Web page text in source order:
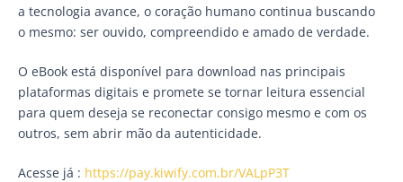
a tecnologia avance, o coração humano continua buscando
o mesmo: ser ouvido, compreendido e amado de verdade.
O eBook está disponível para download nas principais
plataformas digitais e promete se tornar leitura essencial
para quem deseja se reconectar consigo mesmo e com os
outros, sem abrir mão da autenticidade.
Acesse já : https://pay.kiwify.com.br/VALpP3T